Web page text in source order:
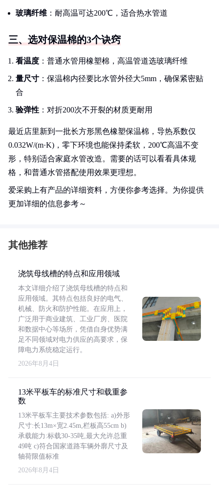
玻璃纤维 ：耐高温可达200℃，适合热水管道
三、选对保温棉的3个诀窍
看温度 ：普通水管用橡塑棉，高温管道选玻璃纤维
量尺寸 ：保温棉内径要比水管外径大5mm，确保紧密贴
合
验弹性 ：对折200次不开裂的材质更耐用
最近店里新到一批长方形黑色橡塑保温棉，导热系数仅
0.032W/(m·K)，零下环境也能保持柔软，200℃高温不变
形，特别适合家庭水管改造。需要的话可以看看具体规
格，和普通水管搭配使用效果更理想。
爱采购上有产品的详细资料，方便你参考选择。为你提供
更加详细的信息参考～
其他推荐
浇筑母线槽的特点和应用领域
本文详细介绍了浇筑母线槽的特点和
应用领域。其特点包括良好的电气、
机械、防火和防护性能。在应用上，
广泛用于商业建筑、工业厂房、医院
和数据中心等场所，凭借自身优势满
足不同领域对电力供应的高要求，保
障电力系统稳定运行。
2026年8月4日
13米平板车的标准尺寸和载重参
数
13米平板车主要技术参数包括: a)外形
尺寸:长13m×宽2.45m,栏板高55cm b)
承载能力:标载30-35吨,最大允许总重
49吨 c)符合国家道路车辆外廓尺寸及
轴荷限值标准
2026年8月4日